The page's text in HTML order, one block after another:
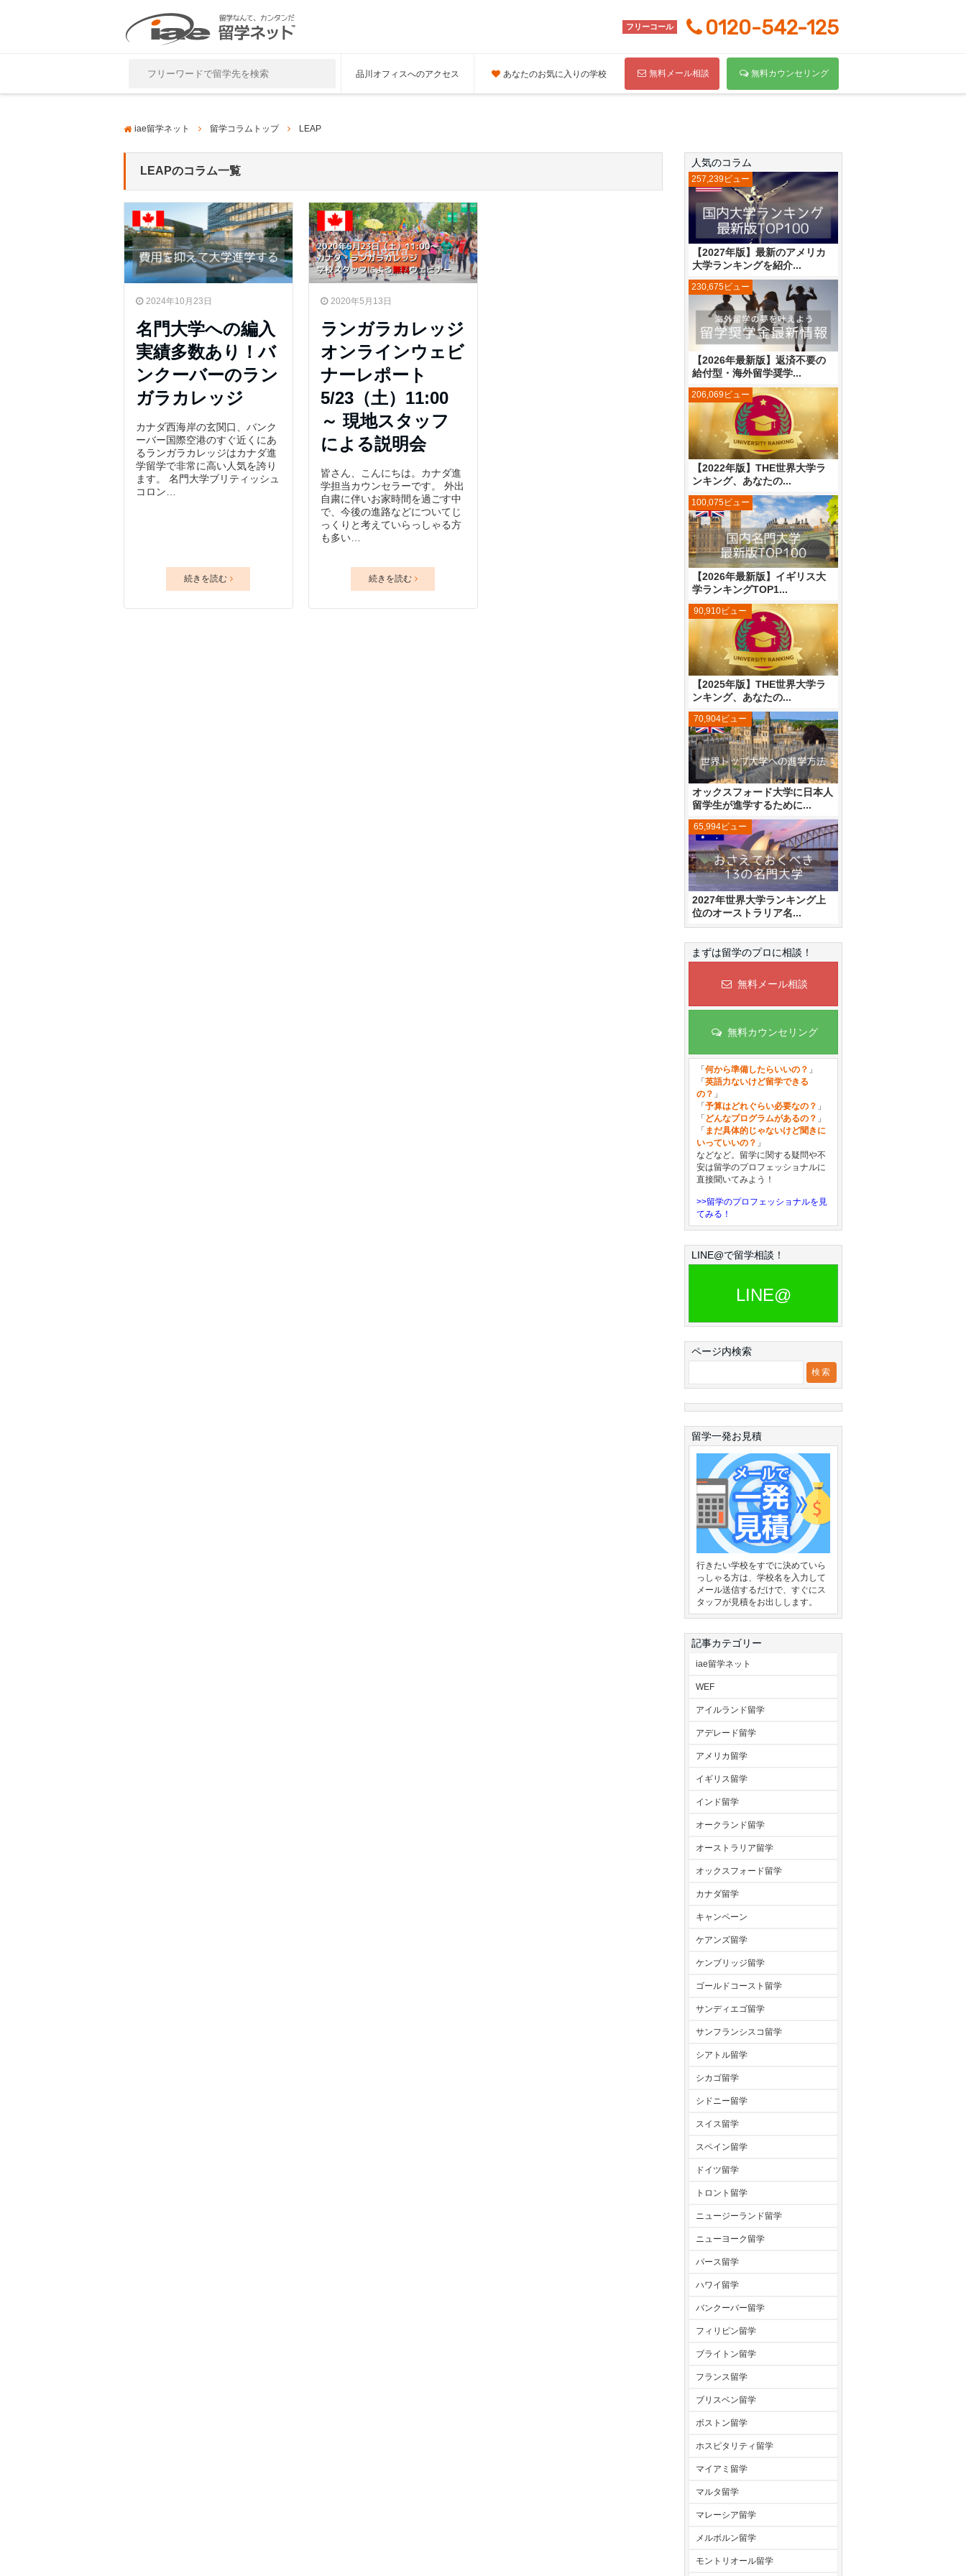
フリーコール 0120-542-125
品川オフィスへのアクセス あなたのお気に入りの学校 無料メール相談 無料カウンセリング
iae留学ネット 留学コラムトップ LEAP
LEAPのコラム一覧
2024年10月23日
名門大学への編入
実績多数あり！バ
ンクーバーのラン
ガラカレッジ
カナダ西海岸の玄関口、バンク
ーバー国際空港のすぐ近くにあ
るランガラカレッジはカナダ進
学留学で非常に高い人気を誇り
ます。 名門大学ブリティッシュ
コロン…
続きを読む
2020年5月13日
ランガラカレッジ
オンラインウェビ
ナーレポート
5/23（土）11:00
～ 現地スタッフ
による説明会
皆さん、こんにちは。カナダ進
学担当カウンセラーです。 外出
自粛に伴いお家時間を過ごす中
で、今後の進路などについてじ
っくりと考えていらっしゃる方
も多い…
続きを読む
人気のコラム
【2027年版】最新のアメリカ
大学ランキングを紹介...
257,239ビュー
【2026年最新版】返済不要の
給付型・海外留学奨学...
230,675ビュー
【2022年版】THE世界大学ラ
ンキング、あなたの...
206,069ビュー
【2026年最新版】イギリス大
学ランキングTOP1...
100,075ビュー
【2025年版】THE世界大学ラ
ンキング、あなたの...
90,910ビュー
オックスフォード大学に日本人
留学生が進学するために...
70,904ビュー
2027年世界大学ランキング上
位のオーストラリア名...
65,994ビュー
まずは留学のプロに相談！
無料メール相談
無料カウンセリング
「 何から準備したらいいの？ 」
「 英語力ないけど留学できる
の？ 」
「 予算はどれぐらい必要なの？ 」
「 どんなプログラムがあるの？ 」
「 まだ具体的じゃないけど聞きに
いっていいの？ 」
などなど。留学に関する疑問や不
安は留学のプロフェッショナルに
直接聞いてみよう！
>>留学のプロフェッショナルを見
てみる！
LINE@で留学相談！
LINE@
ページ内検索
留学一発お見積
行きたい学校をすでに決めていら
っしゃる方は、学校名を入力して
メール送信するだけで、すぐにス
タッフが見積をお出しします。
記事カテゴリー
iae留学ネット
WEF
アイルランド留学
アデレード留学
アメリカ留学
イギリス留学
インド留学
オークランド留学
オーストラリア留学
オックスフォード留学
カナダ留学
キャンペーン
ケアンズ留学
ケンブリッジ留学
ゴールドコースト留学
サンディエゴ留学
サンフランシスコ留学
シアトル留学
シカゴ留学
シドニー留学
スイス留学
スペイン留学
ドイツ留学
トロント留学
ニュージーランド留学
ニューヨーク留学
パース留学
ハワイ留学
バンクーバー留学
フィリピン留学
ブライトン留学
フランス留学
ブリスベン留学
ボストン留学
ホスピタリティ留学
マイアミ留学
マルタ留学
マレーシア留学
メルボルン留学
モントリオール留学